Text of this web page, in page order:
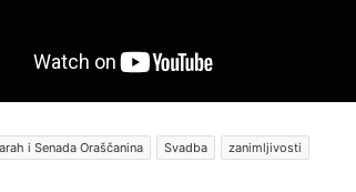
i Senada Oraščanina Svadba zanimljivosti